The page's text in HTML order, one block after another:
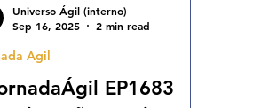
EP1683
Agil
Universo Ágil (interno)
Sep 16, 2025
2 min read